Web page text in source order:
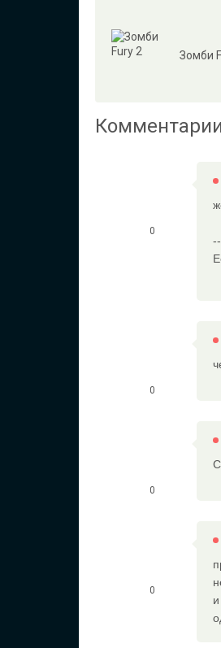
Зомби
0
0
0
0